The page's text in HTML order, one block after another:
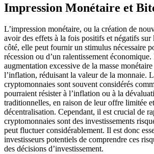
Impression Monétaire et
L’impression monétaire, ou la création de
avoir des effets à la fois positifs et négatifs sur
côté, elle peut fournir un stimulus nécessaire
récession ou d’un ralentissement économique.
augmentation excessive de la masse
l’inflation, réduisant la valeur de la monnaie.
cryptomonnaies sont souvent considérés
pourraient résister à l’inflation ou à la
traditionnelles, en raison de leur offre limitée
décentralisation. Cependant, il est crucial de
cryptomonnaies sont des investissements
peut fluctuer considérablement. Il est donc
investisseurs potentiels de comprendre ces
des décisions d’investissement.